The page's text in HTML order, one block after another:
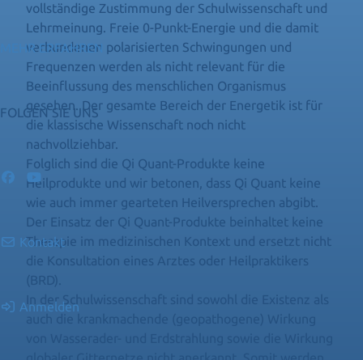
MEHR ERFAHREN
FOLGEN SIE UNS
Kontakt
Anmelden
vollständige Zustimmung der Schulwissenschaft und
Lehrmeinung. Freie 0-Punkt-Energie und die damit
verbundenen polarisierten Schwingungen und
Frequenzen werden als nicht relevant für die
Beeinflussung des menschlichen Organismus
gesehen. Der gesamte Bereich der Energetik ist für
die klassische Wissenschaft noch nicht
nachvollziehbar.
Folglich sind die Qi Quant-Produkte keine
Heilprodukte und wir betonen, dass Qi Quant keine
wie auch immer gearteten Heilversprechen abgibt.
Der Einsatz der Qi Quant-Produkte beinhaltet keine
Therapie im medizinischen Kontext und ersetzt nicht
die Konsultation eines Arztes oder Heilpraktikers
(BRD).
In der Schulwissenschaft sind sowohl die Existenz als